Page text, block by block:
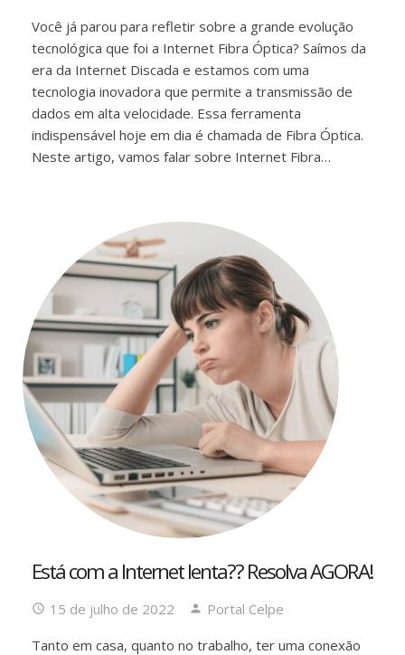
Você já parou para refletir sobre a grande evolução
tecnológica que foi a Internet Fibra Óptica? Saímos da
era da Internet Discada e estamos com uma
tecnologia inovadora que permite a transmissão de
dados em alta velocidade. Essa ferramenta
indispensável hoje em dia é chamada de Fibra Óptica.
Neste artigo, vamos falar sobre Internet Fibra…
Está com a Internet lenta?? Resolva AGORA!
15 de julho de 2022
Portal Celpe
Tanto em casa, quanto no trabalho, ter uma conexão